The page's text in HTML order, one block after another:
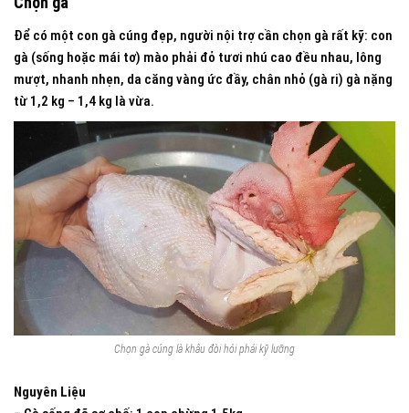
Để có một con gà cúng đẹp, người nội trợ cần chọn gà rất kỹ: con
gà (sống hoặc mái tơ) mào phải đỏ tươi nhú cao đều nhau, lông
mượt, nhanh nhẹn, da căng vàng ức đầy, chân nhỏ (gà ri) gà nặng
từ 1,2 kg – 1,4 kg là vừa.
Chọn gà cúng là khâu đòi hỏi phải kỹ lưỡng
Nguyên Liệu